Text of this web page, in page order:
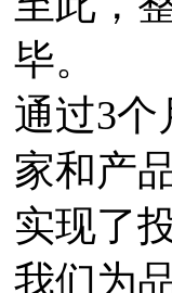
毕。
通过3
家和产
实现了
我们为